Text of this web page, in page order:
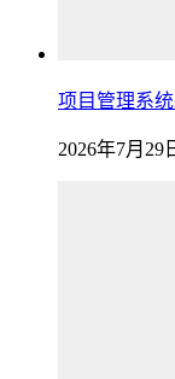
项目管理系
2026年7月29